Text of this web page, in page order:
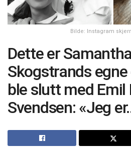
Bilde: Instagram
Dette er
Skogstrands
ble slutt med Emil
Svendsen: «Jeg